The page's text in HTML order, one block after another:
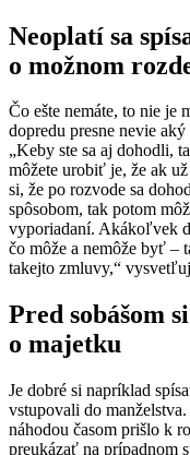
Neoplatí sa
o možnom
Čo ešte nemáte, to nie
dopredu presne nevie
„Keby ste sa aj dohodli,
môžete urobiť je, že ak
si, že po rozvode sa
spôsobom, tak potom
vyporiadaní. Akákoľvek
čo môže a nemôže byť
takejto zmluvy,“
Pred sobášom
o majetku
Je dobré si napríklad
vstupovali do
náhodou časom prišlo k
preukázať na prípadnom